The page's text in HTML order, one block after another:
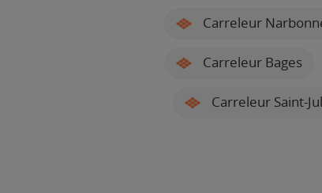
Carreleur
Carreleur Bages
Carreleur Saint-